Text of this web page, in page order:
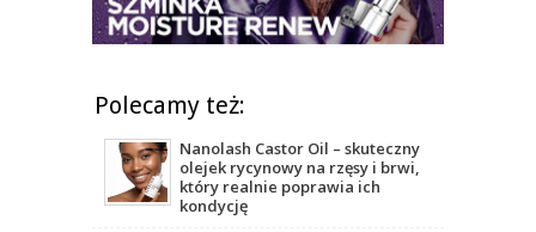
Polecamy też:
Nanolash Castor Oil – skuteczny
olejek rycynowy na rzęsy i brwi,
który realnie poprawia ich
kondycję